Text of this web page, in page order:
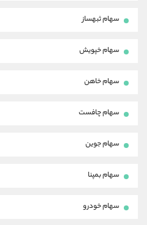
سهام ثبهساز
سهام خپویش
سهام خاهن
سهام چافست
سهام جوین
سهام بمپنا
سهام خودرو